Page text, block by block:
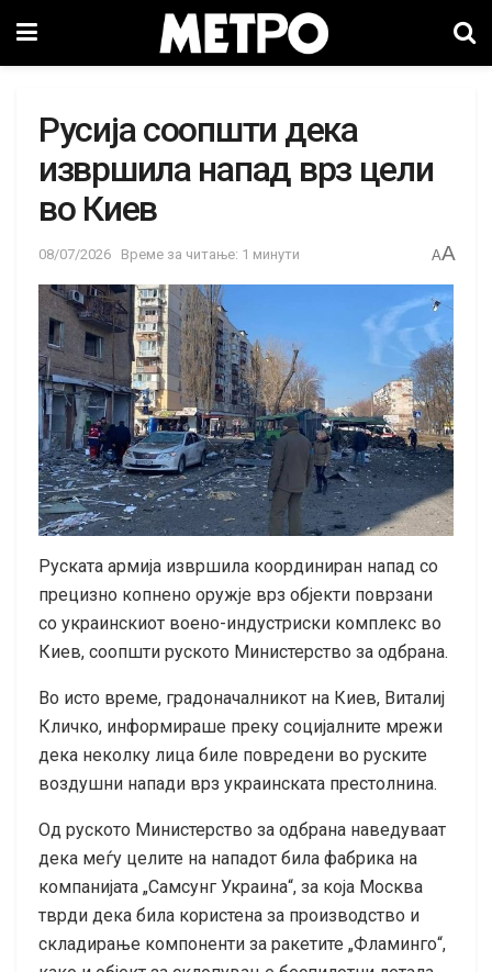
Русија соопшти дека
извршила напад врз цели
во Киев
08/07/2026 Време за читање: 1 минути AA
Руската армија извршила координиран напад со
прецизно копнено оружје врз објекти поврзани
со украинскиот воено-индустриски комплекс во
Киев, соопшти руското Министерство за одбрана.
Во исто време, градоначалникот на Киев, Виталиј
Кличко, информираше преку социјалните мрежи
дека неколку лица биле повредени во руските
воздушни напади врз украинската престолнина.
Од руското Министерство за одбрана наведуваат
дека меѓу целите на нападот била фабрика на
компанијата „Самсунг Украина“, за која Москва
тврди дека била користена за производство и
складирање компоненти за ракетите „Фламинго“,